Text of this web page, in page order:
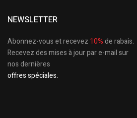
NEWSLETTER
Abonnez-vous et recevez 10%de rabais.
Recevez des mises à jour par e-mail sur
nos dernières
offres spéciales.